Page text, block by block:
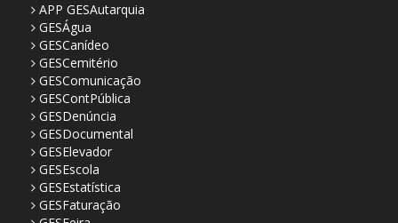
APP GESAutarquia
GESÁgua
GESCanídeo
GESCemitério
GESComunicação
GESContPública
GESDenúncia
GESDocumental
GESElevador
GESEscola
GESEstatística
GESFaturação